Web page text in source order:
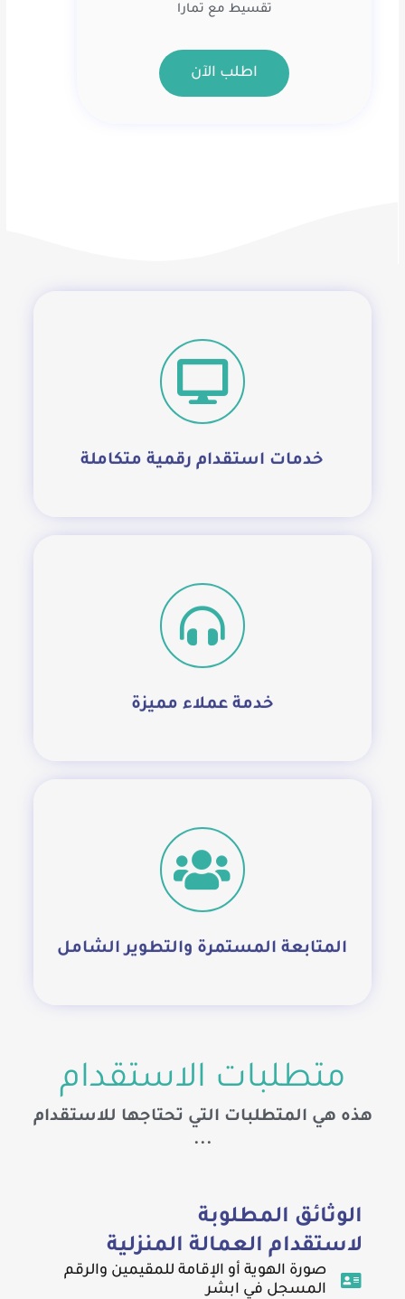
تقسيط مع تمارا
اطلب الآن
خدمات استقدام رقمية متكاملة
خطوات بسيطة تفصلك عن استقدام العمالة
المنزلية التي تحتاجها. مدى أبشر لخدمات
استقدام عمالة منزلية بمعايير الجودة العالمية.
خدمة عملاء مميزة
فريق خدمة العملاء معكم خطوة بخطوة بدءاَ
من طلب استقدام عمالة منزلية حتى وصول
العمالة إليكم.
المتابعة المستمرة والتطوير الشامل
وفرنا كافة الإمكانيات لمتابعة احتياجات
العملاء وتسهيل عملهم بسرعة فائقة. كما
نطور خدماتنا بما يتوافق مع نظام العمل
السعودي.
متطلبات الاستقدام
هذه هي المتطلبات التي تحتاجها للاستقدام
...
الوثائق المطلوبة
لاستقدام العمالة المنزلية
صورة الهوية أو الإقامة للمقيمين والرقم
المسجل في ابشر